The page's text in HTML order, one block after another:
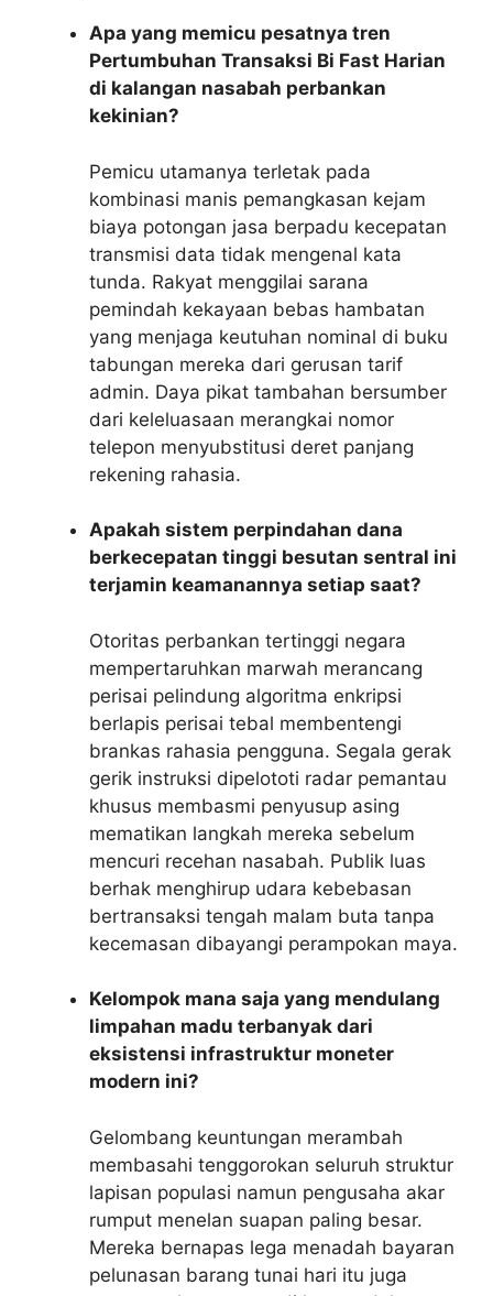
Apa yang memicu pesatnya tren
Pertumbuhan Transaksi Bi Fast Harian
di kalangan nasabah perbankan
kekinian?
Pemicu utamanya terletak pada
kombinasi manis pemangkasan kejam
biaya potongan jasa berpadu kecepatan
transmisi data tidak mengenal kata
tunda. Rakyat menggilai sarana
pemindah kekayaan bebas hambatan
yang menjaga keutuhan nominal di buku
tabungan mereka dari gerusan tarif
admin. Daya pikat tambahan bersumber
dari keleluasaan merangkai nomor
telepon menyubstitusi deret panjang
rekening rahasia.
Apakah sistem perpindahan dana
berkecepatan tinggi besutan sentral ini
terjamin keamanannya setiap saat?
Otoritas perbankan tertinggi negara
mempertaruhkan marwah merancang
perisai pelindung algoritma enkripsi
berlapis perisai tebal membentengi
brankas rahasia pengguna. Segala gerak
gerik instruksi dipelototi radar pemantau
khusus membasmi penyusup asing
mematikan langkah mereka sebelum
mencuri recehan nasabah. Publik luas
berhak menghirup udara kebebasan
bertransaksi tengah malam buta tanpa
kecemasan dibayangi perampokan maya.
Kelompok mana saja yang mendulang
limpahan madu terbanyak dari
eksistensi infrastruktur moneter
modern ini?
Gelombang keuntungan merambah
membasahi tenggorokan seluruh struktur
lapisan populasi namun pengusaha akar
rumput menelan suapan paling besar.
Mereka bernapas lega menadah bayaran
pelunasan barang tunai hari itu juga